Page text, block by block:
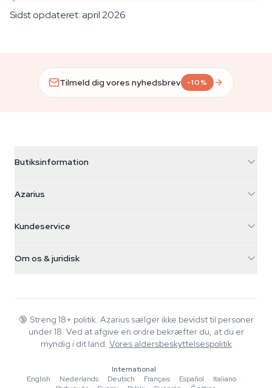
Sidst opdateret: april 2026
Tilmeld dig vores nyhedsbrev -10%
Butiksinformation
Galvaniweg 11
Nederland
+31(0)204897914
Azarius
Smokeshop
Kundeservice
Returpolitik
FAQ
Privatlivspolitik
Om os & juridisk
Wiki
Blog
Musik
Redaktionelle standarder
🔞 Streng 18+ politik. Azarius sælger ikke bevidst til personer
under 18. Ved at afgive en ordre bekræfter du, at du er
myndig i dit land. Vores aldersbeskyttelsespolitik
International
English
·Nederlands ·Deutsch ·Français ·Español ·Italiano
·